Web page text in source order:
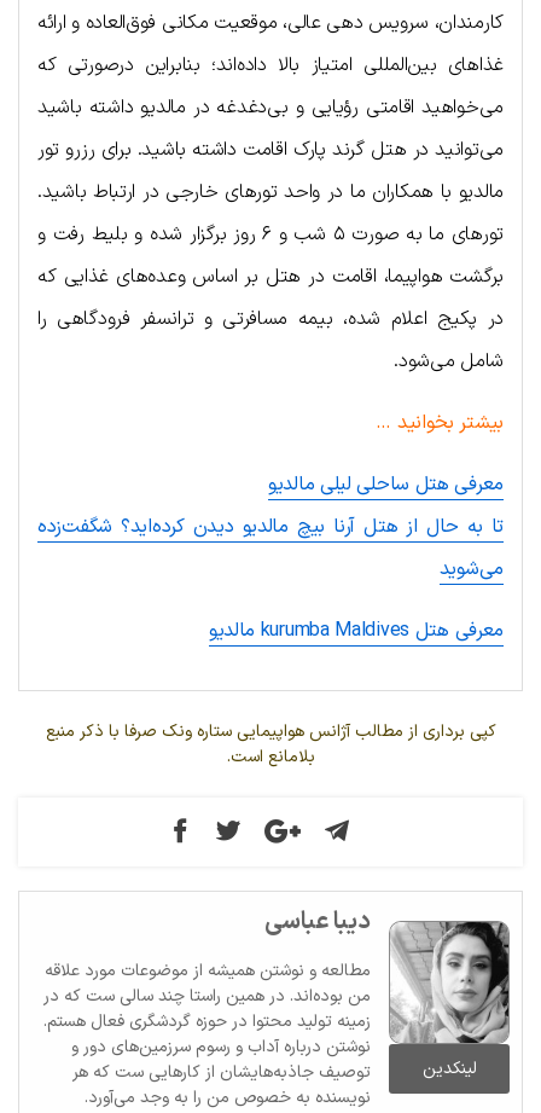
کارمندان، سرویس دهی عالی، موقعیت مکانی فوق‌العاده و ارائه
غذاهای بین‌المللی امتیاز بالا داده‌اند؛ بنابراین درصورتی که
می‌خواهید اقامتی رؤیایی و بی‌دغدغه در مالدیو داشته باشید
می‌توانید در هتل گرند پارک اقامت داشته باشید. برای رزرو تور
مالدیو با همکاران ما در واحد تورهای خارجی در ارتباط باشید.
تورهای ما به صورت ۵ شب و ۶ روز برگزار شده و بلیط رفت و
برگشت هواپیما، اقامت در هتل بر اساس وعده‌های غذایی که
در پکیج اعلام شده، بیمه مسافرتی و ترانسفر فرودگاهی را
شامل می‌شود.
بیشتر بخوانید …
معرفی هتل ساحلی لیلی مالدیو
تا به حال از هتل آرنا بیچ مالدیو دیدن کرده‌اید؟ شگفت‌زده
می‌شوید
معرفی هتل kurumba Maldives مالدیو
کپی برداری از مطالب آژانس هواپیمایی ستاره ونک صرفا با ذکر منبع
بلامانع است.
لینکدین
دیبا عباسی
مطالعه و نوشتن همیشه از موضوعات مورد علاقه
من بوده‌اند. در همین راستا چند سالی ست که در
زمینه تولید محتوا در حوزه گردشگری فعال هستم.
نوشتن درباره آداب و رسوم سرزمین‌های دور و
توصیف جاذبه‌هایشان از کارهایی ست که هر
نویسنده به خصوص من را به وجد می‌آورد.